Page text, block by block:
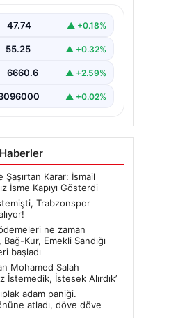
47.74 ▲ +0.18%
55.25 ▲ +0.32%
6660.6 ▲ +2.59%
▲ +0.02%
Şaşırtan Karar: İsmail
İsme Kapıyı Gösterdi
Trabzonspor
ne zaman
Kur, Emekli Sandığı
başladı
Mohamed Salah
İstemedik, İstesek Alırdık’
adam paniği.
atladı, döve döve